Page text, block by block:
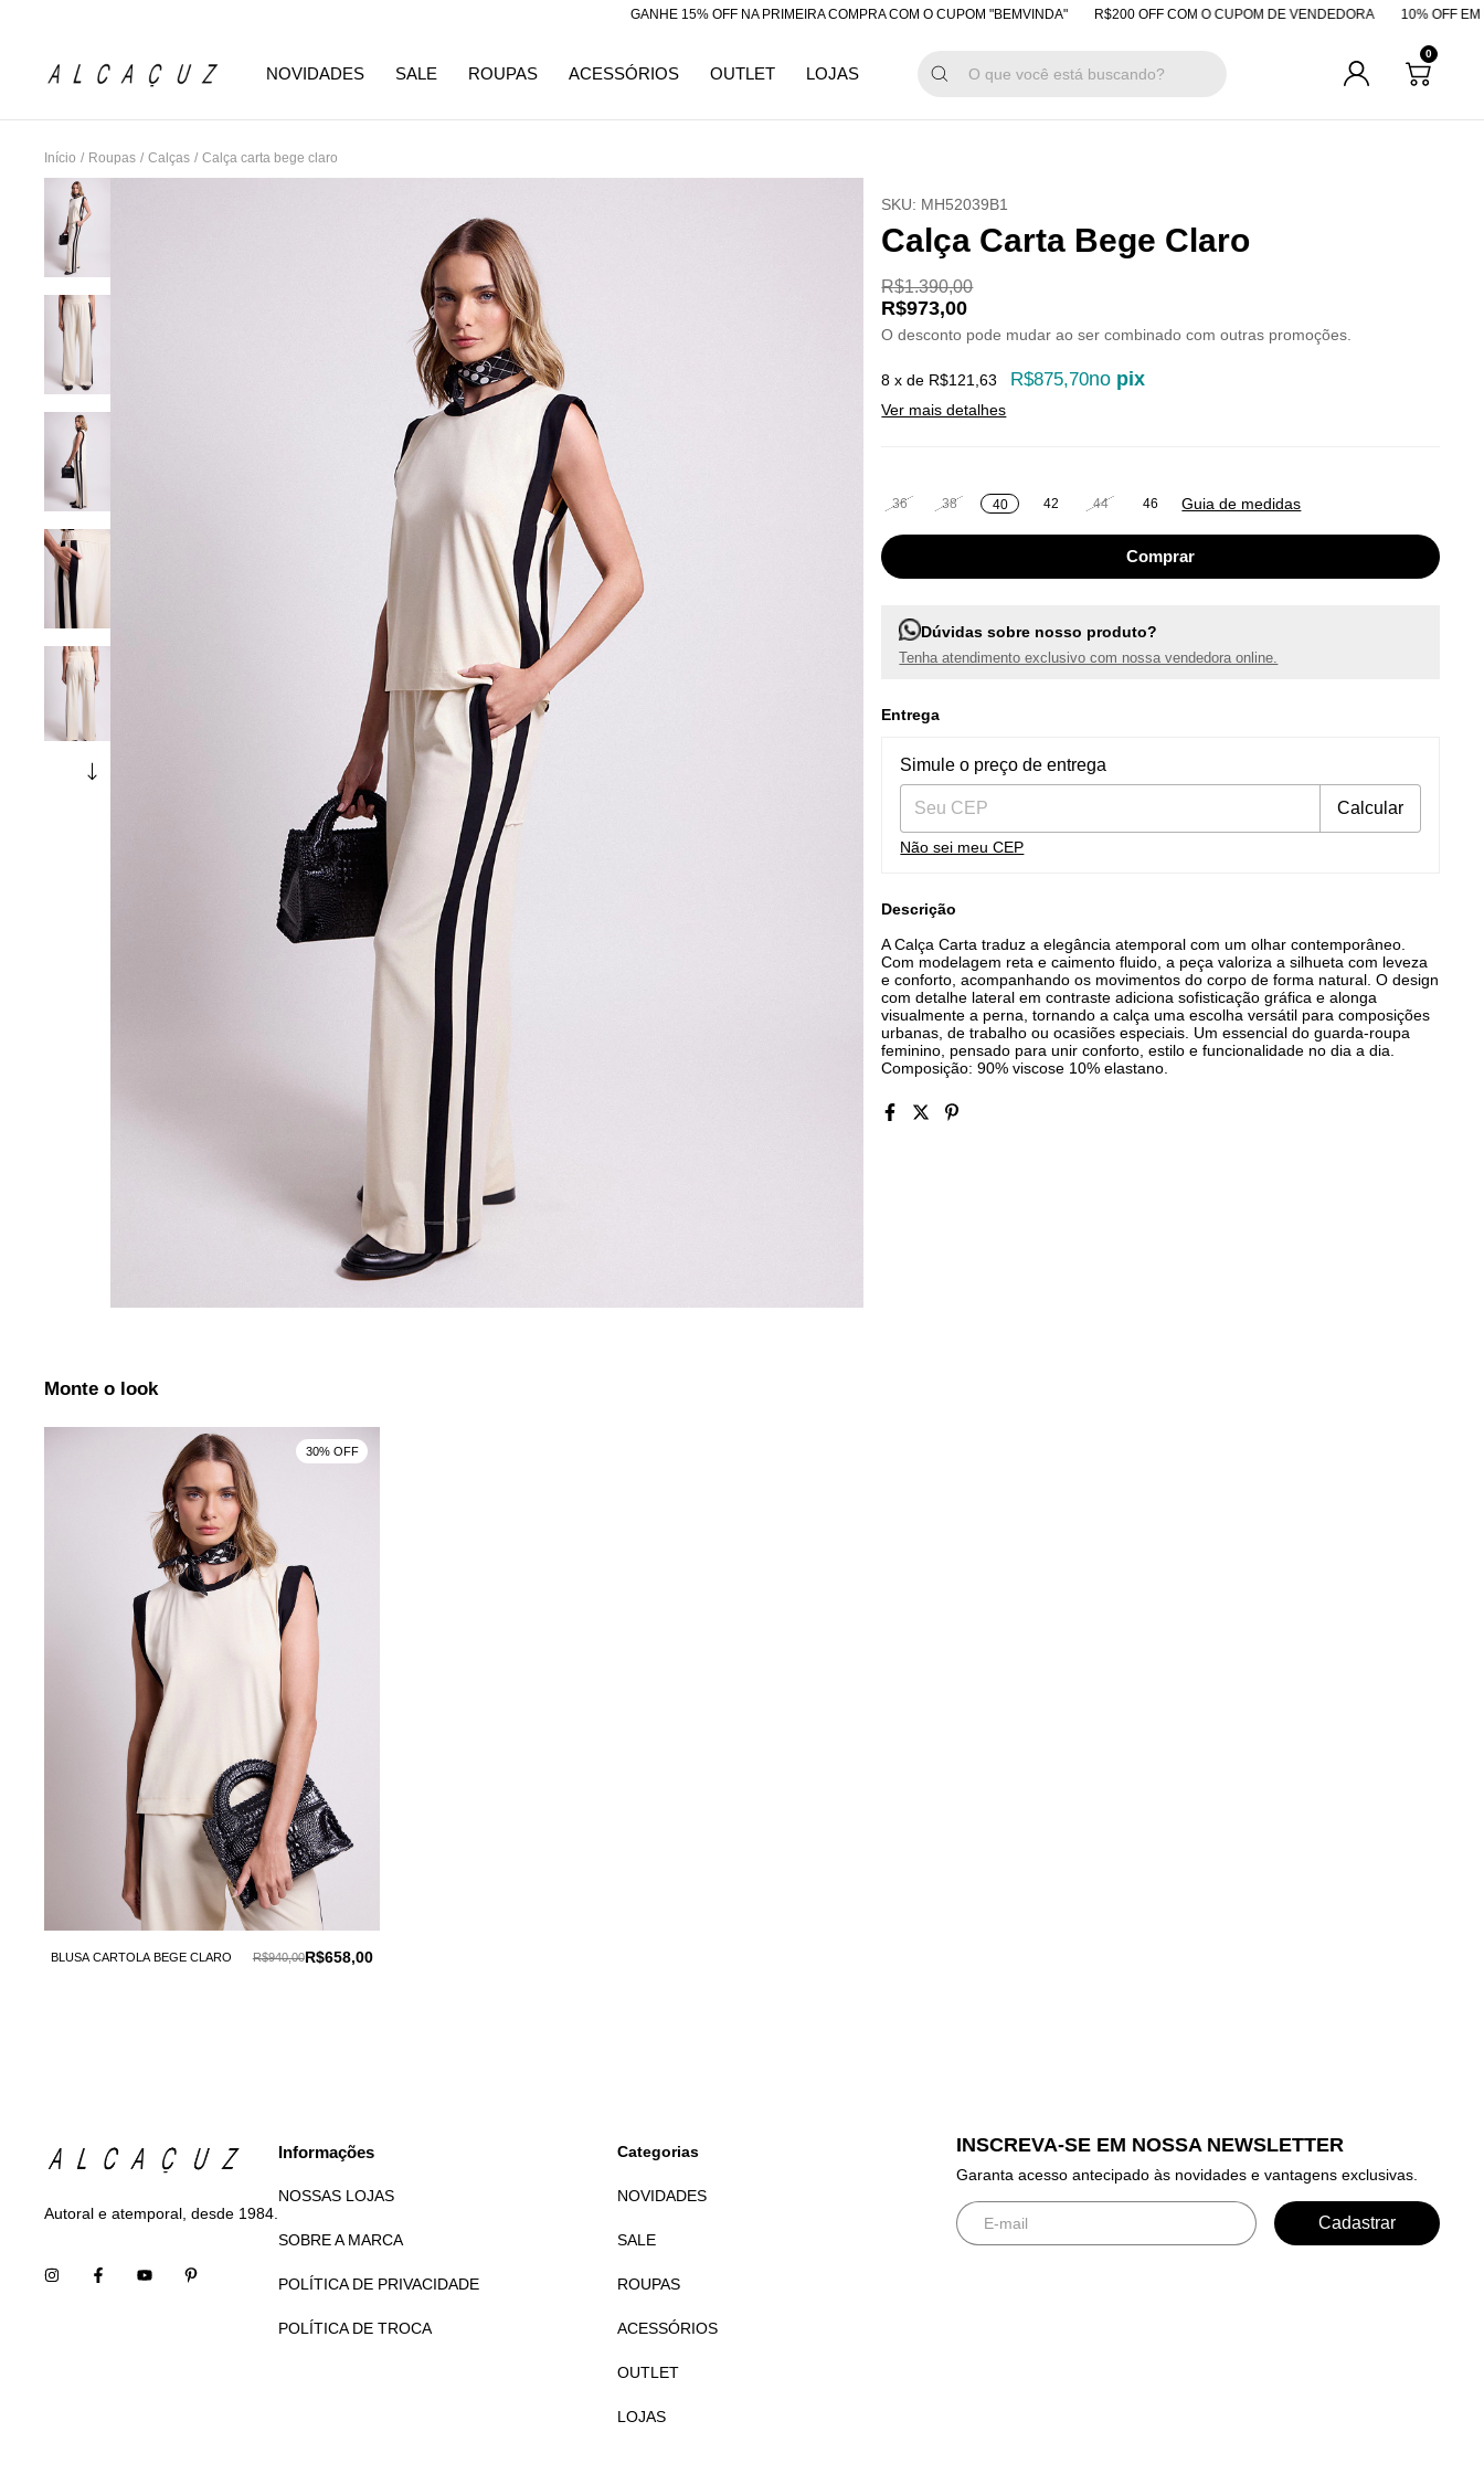
GANHE 15% OFF NA PRIMEIRA COMPRA COM O CUPOM "BEMVINDA" R$200 OFF COM O CUPOM DE VENDEDORA 10% OFF EM
NOVIDADES SALE ROUPAS ACESSÓRIOS OUTLET LOJAS
0
Início / Roupas / Calças / Calça carta bege claro
SKU: MH52039B1
Calça Carta Bege Claro
R$1.390,00
R$973,00
O desconto pode mudar ao ser combinado com outras promoções.
8 x de R$121,63 R$875,70no pix
Ver mais detalhes
36 38 40 42 44 46 Guia de medidas
Dúvidas sobre nosso produto?
Tenha atendimento exclusivo com nossa vendedora online.
Entrega
Entregas para o CEP:
Simule o preço de entrega
Calcular
Não sei meu CEP
Descrição
A Calça Carta traduz a elegância atemporal com um olhar contemporâneo.
Com modelagem reta e caimento fluido, a peça valoriza a silhueta com leveza
e conforto, acompanhando os movimentos do corpo de forma natural. O design
com detalhe lateral em contraste adiciona sofisticação gráfica e alonga
visualmente a perna, tornando a calça uma escolha versátil para composições
urbanas, de trabalho ou ocasiões especiais. Um essencial do guarda-roupa
feminino, pensado para unir conforto, estilo e funcionalidade no dia a dia.
Composição: 90% viscose 10% elastano.
Monte o look
BLUSA CARTOLA BEGE CLARO R$658,00
R$940,00
30% OFF
Autoral e atemporal, desde 1984.
Informações
NOSSAS LOJAS
SOBRE A MARCA
POLÍTICA DE PRIVACIDADE
POLÍTICA DE TROCA
Categorias
NOVIDADES
SALE
ROUPAS
ACESSÓRIOS
OUTLET
LOJAS
INSCREVA-SE EM NOSSA NEWSLETTER
Garanta acesso antecipado às novidades e vantagens exclusivas.